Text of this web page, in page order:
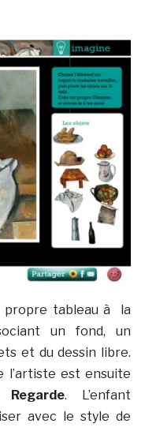
tableau à la
un fond, un
et du dessin libre.
l’artiste est ensuite
Regarde. L’enfant
avec le style de